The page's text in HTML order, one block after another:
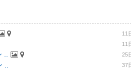
11
11
.. 25
.. 37